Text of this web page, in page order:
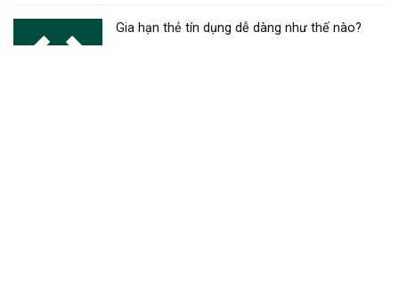
Gia hạn thẻ tín dụng dễ dàng như thế nào?